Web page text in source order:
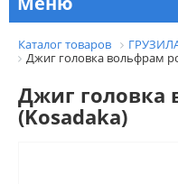
Каталог товаров
Джиг головка вольфрам
Джиг головка
(Kosadaka)